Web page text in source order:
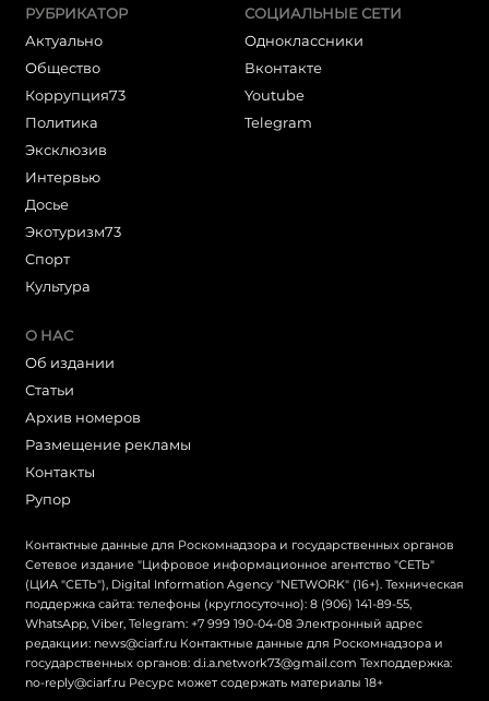
РУБРИКАТОР
Актуально
Общество
Коррупция73
Политика
Эксклюзив
Интервью
Досье
Экотуризм73
Cпорт
Культура
СОЦИАЛЬНЫЕ СЕТИ
Одноклассники
Вконтакте
Youtube
Telegram
О НАС
Об издании
Статьи
Архив номеров
Размещение рекламы
Контакты
Рупор
Контактные данные для Роскомнадзора и государственных органов
Сетевое издание "Цифровое информационное агентство "СЕТЬ"
(ЦИА "СЕТЬ"), Digital Information Agency "NETWORK" (16+). Техническая
поддержка сайта: телефоны (круглосуточно): 8 (906) 141-89-55,
WhatsApp, Viber, Telegram: +7 999 190-04-08 Электронный адрес
редакции: news@ciarf.ru Контактные данные для Роскомнадзора и
государственных органов: d.i.a.network73@gmail.com Техподдержка:
no-reply@ciarf.ru Ресурс может содержать материалы 18+